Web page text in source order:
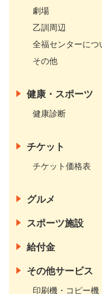
劇場
乙訓周辺
全福センターにつ
その他
健康・スポーツ
健康診断
チケット
チケット価格表
グルメ
スポーツ施設
給付金
その他サービス
印刷機・コピー